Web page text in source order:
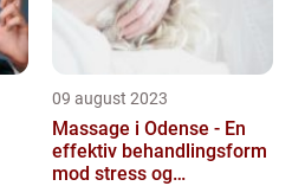
09 august 2023
Massage i Odense - En
effektiv behandlingsform
mod stress og